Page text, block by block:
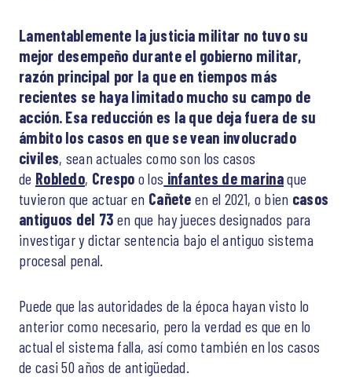
Lamentablemente la justicia militar no tuvo su
mejor desempeño durante el gobierno militar,
razón principal por la que en tiempos más
recientes se haya limitado mucho su campo de
acción. Esa reducción es la que deja fuera de su
ámbito los casos en que se vean involucrado
civiles, sean actuales como son los casos
de Robledo, Crespo o los infantes de marinaque
tuvieron que actuar en Cañete en el 2021, o bien casos
antiguos del 73 en que hay jueces designados para
investigar y dictar sentencia bajo el antiguo sistema
procesal penal.
Puede que las autoridades de la época hayan visto lo
anterior como necesario, pero la verdad es que en lo
actual el sistema falla, así como también en los casos
de casi 50 años de antigüedad.